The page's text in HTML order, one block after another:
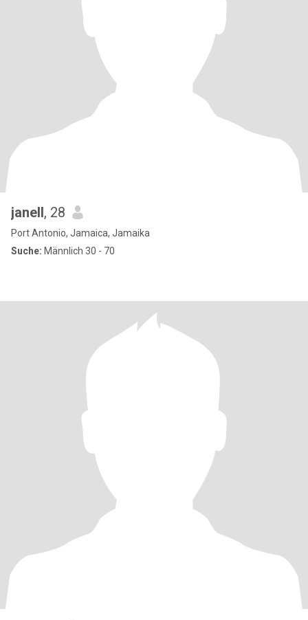
janell, 28
Port Antonio, Jamaica, Jamaika
Suche: Männlich 30 - 70